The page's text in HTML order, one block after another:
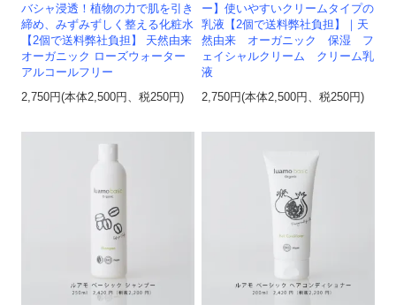
バシャ浸透！植物の力で肌を引き
締め、みずみずしく整える化粧水
【2個で送料弊社負担】 天然由来
オーガニック ローズウォーター
アルコールフリー
2,750円(本体2,500円、税250円)
ー】使いやすいクリームタイプの
乳液【2個で送料弊社負担】｜天
然由来 オーガニック 保湿 フ
ェイシャルクリーム クリーム乳
液
2,750円(本体2,500円、税250円)